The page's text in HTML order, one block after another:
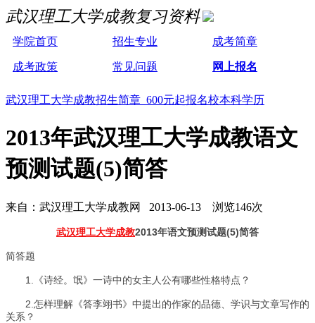
武汉理工大学成教复习资料
学院首页 招生专业 成考简章
成考政策 常见问题 网上报名
武汉理工大学成教招生简章 600元起报名校本科学历
2013年武汉理工大学成教语文
预测试题(5)简答
来自：武汉理工大学成教网 2013-06-13 浏览146次
武汉理工大学成教2013年语文预测试题(5)简答
简答题
1.《诗经。氓》一诗中的女主人公有哪些性格特点？
2.怎样理解《答李翊书》中提出的作家的品德、学识与文章写作的
关系？